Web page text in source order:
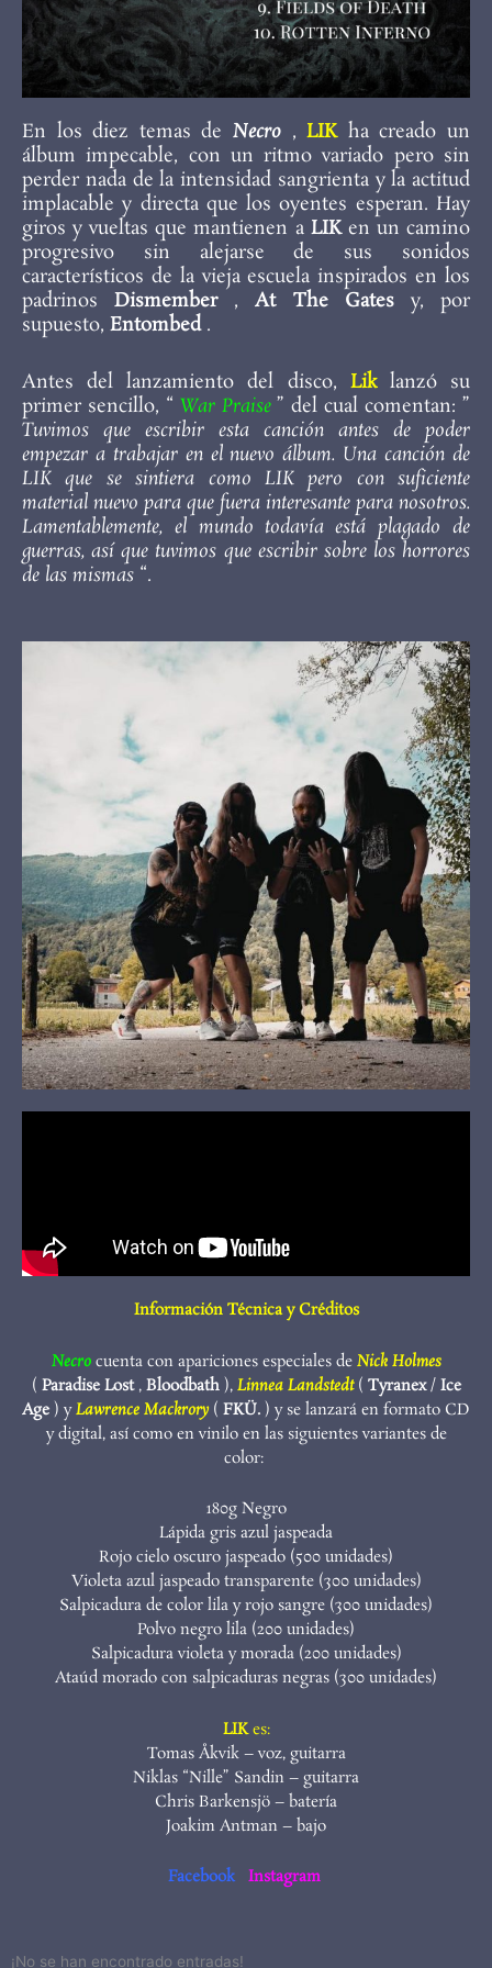
En los diez temas de Necro ,LIKha creado un
álbum impecable, con un ritmo variado pero sin
perder nada de la intensidad sangrienta y la actitud
implacable y directa que los oyentes esperan. Hay
giros y vueltas que mantienen aLIKen un camino
progresivo sin alejarse de sus sonidos
característicos de la vieja escuela inspirados en los
padrinosDismember,At The Gatesy, por
supuesto, Entombed.
Antes del lanzamiento del disco, Lik lanzó su
primer sencillo, “ War Praise” del cual comentan: ”
Tuvimos que escribir esta canción antes de poder
empezar a trabajar en el nuevo álbum. Una canción de
LIK que se sintiera como LIK pero con suficiente
material nuevo para que fuera interesante para nosotros.
Lamentablemente, el mundo todavía está plagado de
guerras, así que tuvimos que escribir sobre los horrores
de las mismas “.
Información Técnica y Créditos
Necrocuenta con apariciones especiales deNick Holmes
( Paradise Lost, Bloodbath), Linnea Landstedt ( Tyranex/ Ice
Age ) yLawrence Mackrory ( FKÜ. ) y se lanzará en formato CD
y digital, así como en vinilo en las siguientes variantes de
color:
180g Negro
Lápida gris azul jaspeada
Rojo cielo oscuro jaspeado (500 unidades)
Violeta azul jaspeado transparente (300 unidades)
Salpicadura de color lila y rojo sangre (300 unidades)
Polvo negro lila (200 unidades)
Salpicadura violeta y morada (200 unidades)
Ataúd morado con salpicaduras negras (300 unidades)
LIKes:
Tomas Åkvik – voz, guitarra
Niklas “Nille” Sandin – guitarra
Chris Barkensjö – batería
Joakim Antman – bajo
Facebook Instagram
¡No se han encontrado entradas!